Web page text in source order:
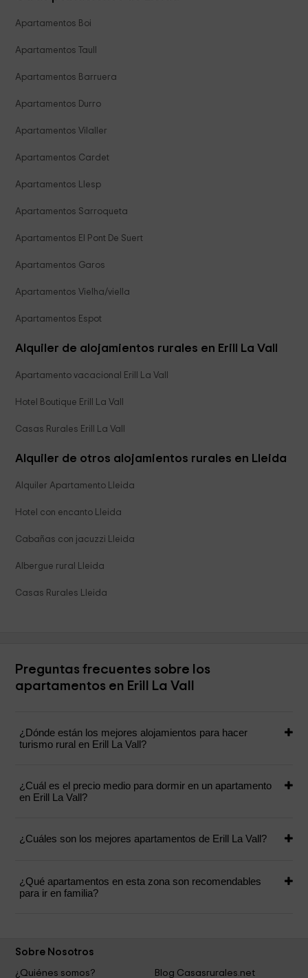
Apartamentos Boi
Apartamentos Taull
Apartamentos Barruera
Apartamentos Durro
Apartamentos Vilaller
Apartamentos Cardet
Apartamentos Llesp
Apartamentos Sarroqueta
Apartamentos El Pont De Suert
Apartamentos Garos
Apartamentos Vielha/viella
Apartamentos Espot
Alquiler de alojamientos rurales en Erill La Vall
Apartamento vacacional Erill La Vall
Hotel Boutique Erill La Vall
Casas Rurales Erill La Vall
Alquiler de otros alojamientos rurales en Lleida
Alquiler Apartamento Lleida
Hotel con encanto Lleida
Cabañas con jacuzzi Lleida
Albergue rural Lleida
Casas Rurales Lleida
Preguntas frecuentes sobre los
apartamentos en Erill La Vall
¿Dónde están los mejores alojamientos para hacer
turismo rural en Erill La Vall?
¿Cuál es el precio medio para dormir en un apartamento
en Erill La Vall?
¿Cuáles son los mejores apartamentos de Erill La Vall?
¿Qué apartamentos en esta zona son recomendables
para ir en familia?
Sobre Nosotros
¿Quiénes somos?
Blog Casasrurales.net